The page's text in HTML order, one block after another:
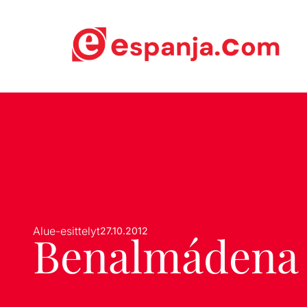
Alue-esittelyt27.10.2012
Benalmádena